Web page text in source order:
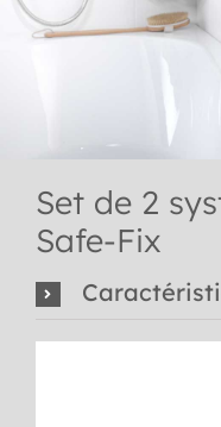
Set de 2
Safe-Fix